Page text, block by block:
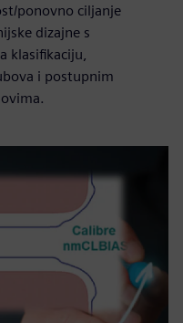
ponovno ciljanje
dizajne s
klasifikaciju,
i postupnim